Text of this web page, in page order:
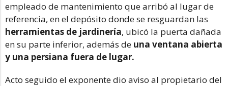
empleado de mantenimiento que arribó al lugar de
referencia, en el depósito donde se resguardan las
herramientas de jardinería, ubicó la puerta dañada
en su parte inferior, además de una ventana abierta
y una persiana fuera de lugar.
Acto seguido el exponente dio aviso al propietario del